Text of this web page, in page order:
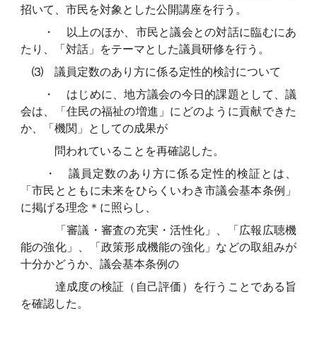
招いて、市民を対象とした公開講座を行う。
・ 以上のほか、市民と議会との対話に臨むにあ
たり、「対話」をテーマとした議員研修を行う。
⑶ 議員定数のあり方に係る定性的検討について
・ はじめに、地方議会の今日的課題として、議
会は、「住民の福祉の増進」にどのように貢献できた
か、「機関」としての成果が
問われていることを再確認した。
・ 議員定数のあり方に係る定性的検証とは、
「市民とともに未来をひらくいわき市議会基本条例」
に掲げる理念＊に照らし、
「審議・審査の充実・活性化」、「広報広聴機
能の強化」、「政策形成機能の強化」などの取組みが
十分かどうか、議会基本条例の
達成度の検証（自己評価）を行うことである旨
を確認した。